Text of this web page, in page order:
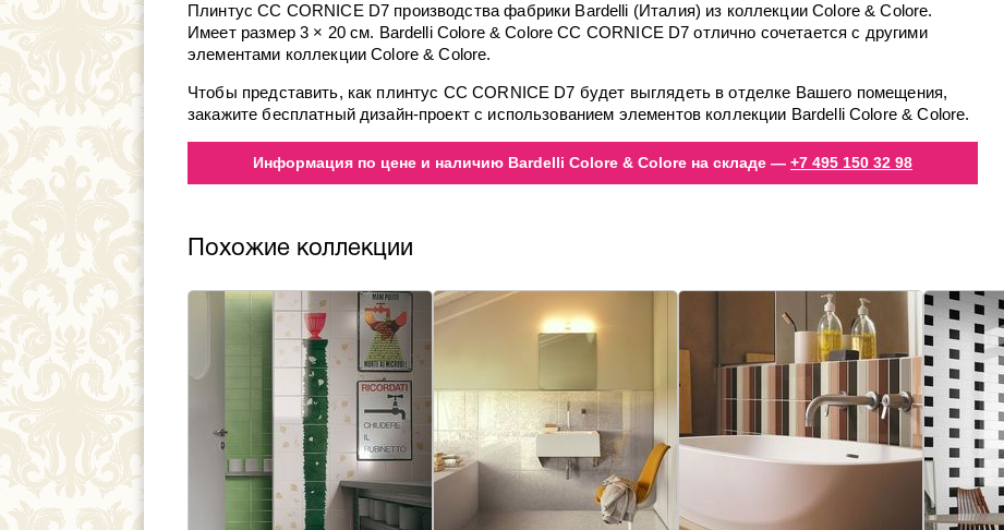
Плинтус CC CORNICE D7 производства фабрики Bardelli (Италия) из коллекции Colore & Colore.
Имеет размер 3 × 20 см. Bardelli Colore & Colore CC CORNICE D7 отлично сочетается с другими
элементами коллекции Colore & Colore.
Чтобы представить, как плинтус CC CORNICE D7 будет выглядеть в отделке Вашего помещения,
закажите бесплатный дизайн-проект с использованием элементов коллекции Bardelli Colore & Colore.
Информация по цене и наличию Bardelli Colore & Colore на складе — +7 495 150 32 98
Похожие коллекции